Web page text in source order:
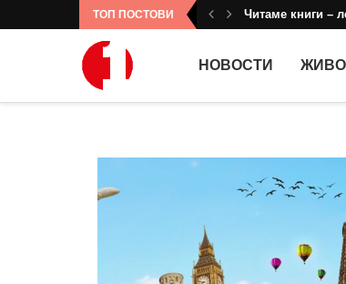
ТОП ПОСТОВИ Читаме книги –
НОВОСТИ